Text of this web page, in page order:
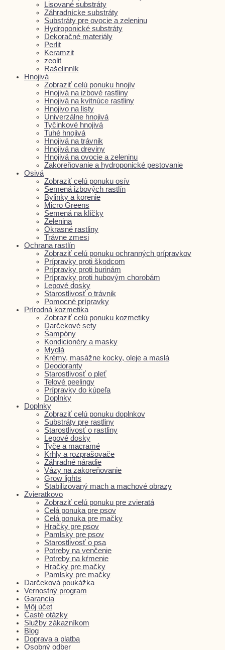
Lisované substráty
Záhradnícke substráty
Substráty pre ovocie a zeleninu
Hydroponické substráty
Dekoračné materiály
Perlit
Keramzit
zeolit
Rašelinník
Hnojivá
Zobraziť celú ponuku hnojív
Hnojivá na izbové rastliny
Hnojivá na kvitnúce rastliny
Hnojivo na listy
Univerzálne hnojivá
Tyčinkové hnojivá
Tuhé hnojivá
Hnojivá na trávnik
Hnojivá na dreviny
Hnojivá na ovocie a zeleninu
Zakoreňovanie a hydroponické pestovanie
Osivá
Zobraziť celú ponuku osív
Semená izbových rastlín
Bylinky a korenie
Micro Greens
Semená na klíčky
Zelenina
Okrasné rastliny
Trávne zmesi
Ochrana rastlín
Zobraziť celú ponuku ochranných prípravkov
Prípravky proti škodcom
Prípravky proti burinám
Prípravky proti hubovým chorobám
Lepové dosky
Starostlivosť o trávnik
Pomocné prípravky
Prírodná kozmetika
Zobraziť celú ponuku kozmetiky
Darčekové sety
Šampóny
Kondicionéry a masky
Mydlá
Krémy, masážne kocky, oleje a maslá
Deodoranty
Starostlivosť o pleť
Telové peelingy
Prípravky do kúpeľa
Doplnky
Doplnky
Zobraziť celú ponuku doplnkov
Substráty pre rastliny
Starostlivosť o rastliny
Lepové dosky
Tyče a macramé
Krhly a rozprašovače
Záhradné náradie
Vázy na zakoreňovanie
Grow lights
Stabilizovaný mach a machové obrazy
Zvieratkovo
Zobraziť celú ponuku pre zvieratá
Celá ponuka pre psov
Celá ponuka pre mačky
Hračky pre psov
Pamlsky pre psov
Starostlivosť o psa
Potreby na venčenie
Potreby na kŕmenie
Hračky pre mačky
Pamlsky pre mačky
Darčeková poukážka
Vernostný program
Garancia
Môj účet
Časté otázky
Služby zákazníkom
Blog
Doprava a platba
Osobný odber